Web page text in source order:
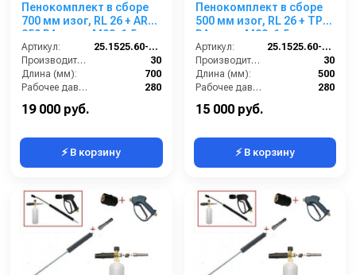
Пенокомплект в сборе
700 мм изог, RL 26 + ARS
350 РА; вход М22х1,5ш.
Артикул:
25.1525.60-P26 -7
Производительность (л/мин):
30
Длина (мм):
700
Рабочее давление (бар):
280
19 000 руб.
⚡ В корзину
Пенокомплект в сборе
500 мм изог, RL 26 + TPL
РА; вход М22х1,5ш.
Артикул:
25.1525.60-P26-TPL
Производительность (л/мин):
30
Длина (мм):
500
Рабочее давление (бар):
280
15 000 руб.
⚡ В корзину